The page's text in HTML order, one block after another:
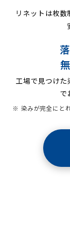
リネットは枚
工場で見つけた
で
※ 染みが完全にと